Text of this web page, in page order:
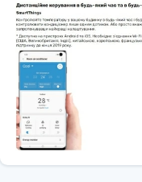
отопительный сезон
Класс
отопительном сезоне
Уровень шума
Уровень звуковой
Уровень звуковой
Уровень шума (в
Уровень шума
Электрические данные
Источник питания Ф/В/
Потребляемая